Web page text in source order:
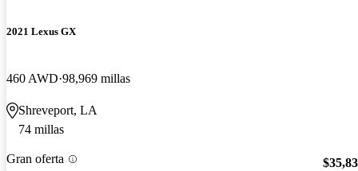
2021 Lexus GX
460 AWD 98,969 millas
Shreveport, LA
74 millas
Gran oferta